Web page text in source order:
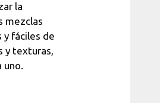
la
mezclas
y fáciles de
y texturas,
uno.